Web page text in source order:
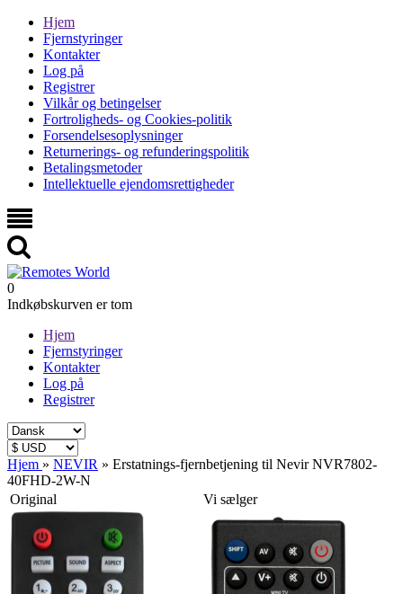
Hjem
Fjernstyringer
Kontakter
Log på
Registrer
Vilkår og betingelser
Fortroligheds- og Cookies-politik
Forsendelsesoplysninger
Returnerings- og refunderingspolitik
Betalingsmetoder
Intellektuelle ejendomsrettigheder
0
Indkøbskurven er tom
Hjem
Fjernstyringer
Kontakter
Log på
Registrer
Hjem » NEVIR » Erstatnings-fjernbetjening til Nevir NVR7802-
40FHD-2W-N
Original
Vi sælger